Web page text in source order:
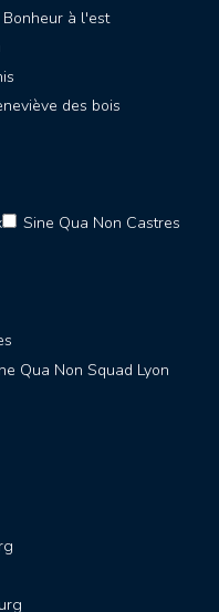
à l'est
des bois
Sine Qua Non Castres
Qua Non Squad Lyon